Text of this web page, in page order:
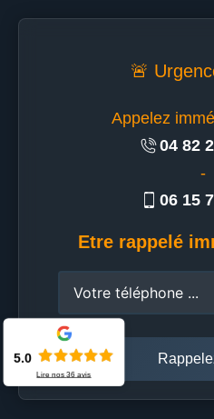
🚨
Appelez
04 82
-
06 15
Etre rappelé
5.0
Lire nos36 avis